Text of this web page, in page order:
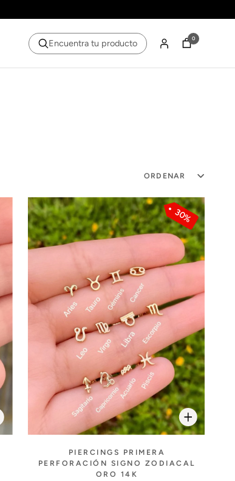
Encuentra tu producto 0
ORDENAR
30%
PIERCINGS PRIMERA
PERFORACIÓN SIGNO ZODIACAL
ORO 14K